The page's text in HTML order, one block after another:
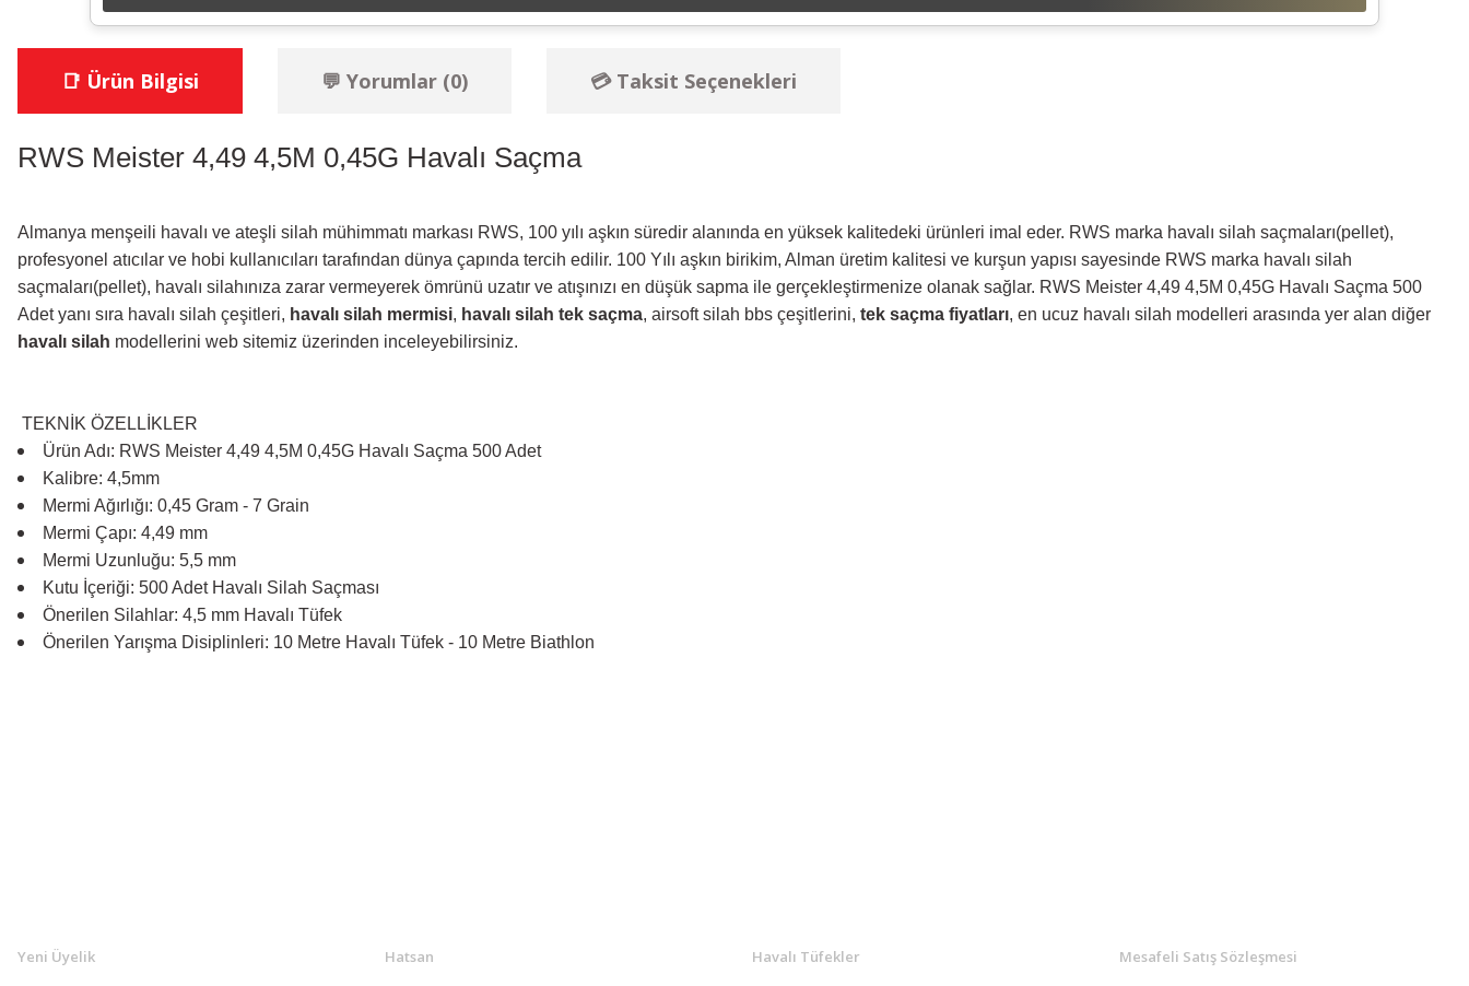
📑 Ürün Bilgisi 💬 Yorumlar (0) 💳 Taksit Seçenekleri
RWS Meister 4,49 4,5M 0,45G Havalı Saçma
Almanya menşeili havalı ve ateşli silah mühimmatı markası RWS, 100 yılı aşkın süredir alanında en yüksek kalitedeki ürünleri imal eder. RWS marka havalı silah saçmaları(pellet),
profesyonel atıcılar ve hobi kullanıcıları tarafından dünya çapında tercih edilir. 100 Yılı aşkın birikim, Alman üretim kalitesi ve kurşun yapısı sayesinde RWS marka havalı silah
saçmaları(pellet), havalı silahınıza zarar vermeyerek ömrünü uzatır ve atışınızı en düşük sapma ile gerçekleştirmenize olanak sağlar. RWS Meister 4,49 4,5M 0,45G Havalı Saçma 500
Adet yanı sıra havalı silah çeşitleri, havalı silah mermisi, havalı silah tek saçma, airsoft silah bbs çeşitlerini, tek saçma fiyatları, en ucuz havalı silah modelleri arasında yer alan diğer
havalı silah modellerini web sitemiz üzerinden inceleyebilirsiniz.
TEKNİK ÖZELLİKLER
Ürün Adı: RWS Meister 4,49 4,5M 0,45G Havalı Saçma 500 Adet
Kalibre: 4,5mm
Mermi Ağırlığı: 0,45 Gram - 7 Grain
Mermi Çapı: 4,49 mm
Mermi Uzunluğu: 5,5 mm
Kutu İçeriği: 500 Adet Havalı Silah Saçması
Önerilen Silahlar: 4,5 mm Havalı Tüfek
Önerilen Yarışma Disiplinleri: 10 Metre Havalı Tüfek - 10 Metre Biathlon
Yeni Üyelik Hatsan Havalı Tüfekler Mesafeli Satış Sözleşmesi